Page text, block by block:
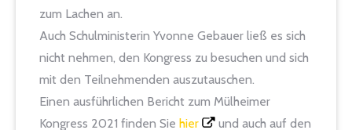
zum Lachen an.
Auch Schulministerin Yvonne Gebauer ließ es sich
nicht nehmen, den Kongress zu besuchen und sich
mit den Teilnehmenden auszutauschen.
Einen ausführlichen Bericht zum Mülheimer
Kongress 2021 finden Sie hier
und auch auf den